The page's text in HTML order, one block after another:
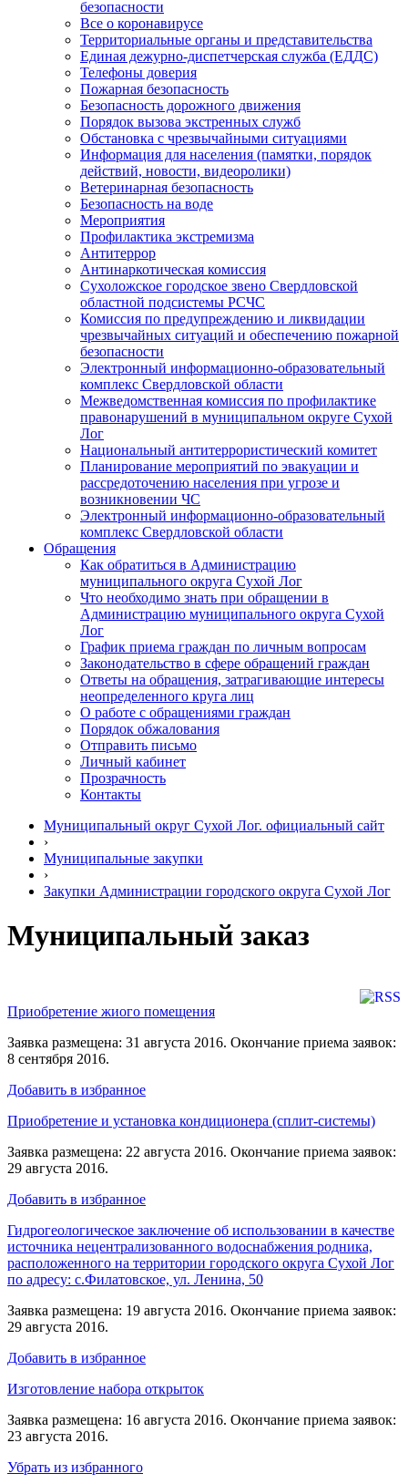
безопасности
Все о коронавирусе
Территориальные органы и представительства
Единая дежурно-диспетчерская служба (ЕДДС)
Телефоны доверия
Пожарная безопасность
Безопасность дорожного движения
Порядок вызова экстренных служб
Обстановка с чрезвычайными ситуациями
Информация для населения (памятки, порядок
действий, новости, видеоролики)
Ветеринарная безопасность
Безопасность на воде
Мероприятия
Профилактика экстремизма
Антитеррор
Антинаркотическая комиссия
Сухоложское городское звено Свердловской
областной подсистемы РСЧС
Комиссия по предупреждению и ликвидации
чрезвычайных ситуаций и обеспечению пожарной
безопасности
Электронный информационно-образовательный
комплекс Cвердловской области
Межведомственная комиссия по профилактике
правонарушений в муниципальном округе Сухой
Лог
Национальный антитеррористический комитет
Планирование мероприятий по эвакуации и
рассредоточению населения при угрозе и
возникновении ЧС
Электронный информационно-образовательный
комплекс Свердловской области
Обращения
Как обратиться в Администрацию
муниципального округа Сухой Лог
Что необходимо знать при обращении в
Администрацию муниципального округа Сухой
Лог
График приема граждан по личным вопросам
Законодательство в сфере обращений граждан
Ответы на обращения, затрагивающие интересы
неопределенного круга лиц
О работе с обращениями граждан
Порядок обжалования
Отправить письмо
Личный кабинет
Прозрачность
Контакты
Муниципальный округ Сухой Лог. официальный сайт
›
Муниципальные закупки
›
Закупки Администрации городского округа Сухой Лог
Муниципальный заказ
Приобретение жиого помещения
Заявка размещена: 31 августа 2016. Окончание приема заявок:
8 сентября 2016.
Добавить в избранное
Приобретение и установка кондиционера (сплит-системы)
Заявка размещена: 22 августа 2016. Окончание приема заявок:
29 августа 2016.
Добавить в избранное
Гидрогеологическое заключение об использовании в качестве
источника нецентрализованного водоснабжения родника,
расположенного на территории городского округа Сухой Лог
по адресу: с.Филатовское, ул. Ленина, 50
Заявка размещена: 19 августа 2016. Окончание приема заявок:
29 августа 2016.
Добавить в избранное
Изготовление набора открыток
Заявка размещена: 16 августа 2016. Окончание приема заявок:
23 августа 2016.
Убрать из избранного